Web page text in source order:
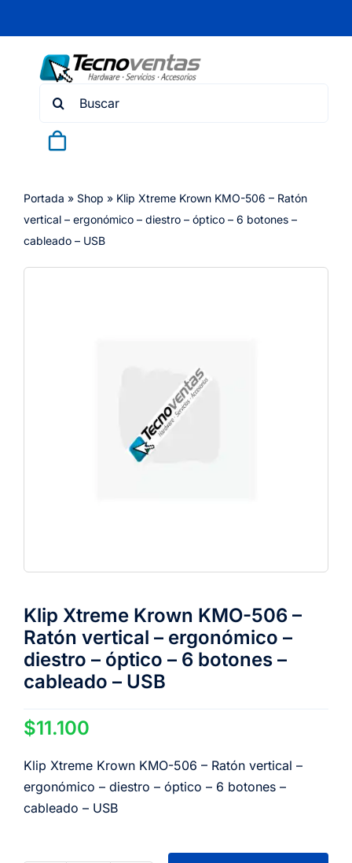
content
Search
Portada » Shop » Klip Xtreme Krown KMO-506 – Ratón
vertical – ergonómico – diestro – óptico – 6 botones –
cableado – USB
Klip Xtreme Krown KMO-506 –
Ratón vertical – ergonómico –
diestro – óptico – 6 botones –
cableado – USB
$11.100
Klip Xtreme Krown KMO-506 – Ratón vertical –
ergonómico – diestro – óptico – 6 botones –
cableado – USB